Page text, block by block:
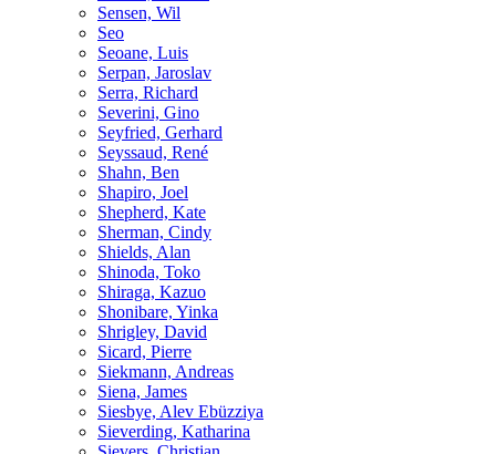
Sensen, Wil
Seo
Seoane, Luis
Serpan, Jaroslav
Serra, Richard
Severini, Gino
Seyfried, Gerhard
Seyssaud, René
Shahn, Ben
Shapiro, Joel
Shepherd, Kate
Sherman, Cindy
Shields, Alan
Shinoda, Toko
Shiraga, Kazuo
Shonibare, Yinka
Shrigley, David
Sicard, Pierre
Siekmann, Andreas
Siena, James
Siesbye, Alev Ebüzziya
Sieverding, Katharina